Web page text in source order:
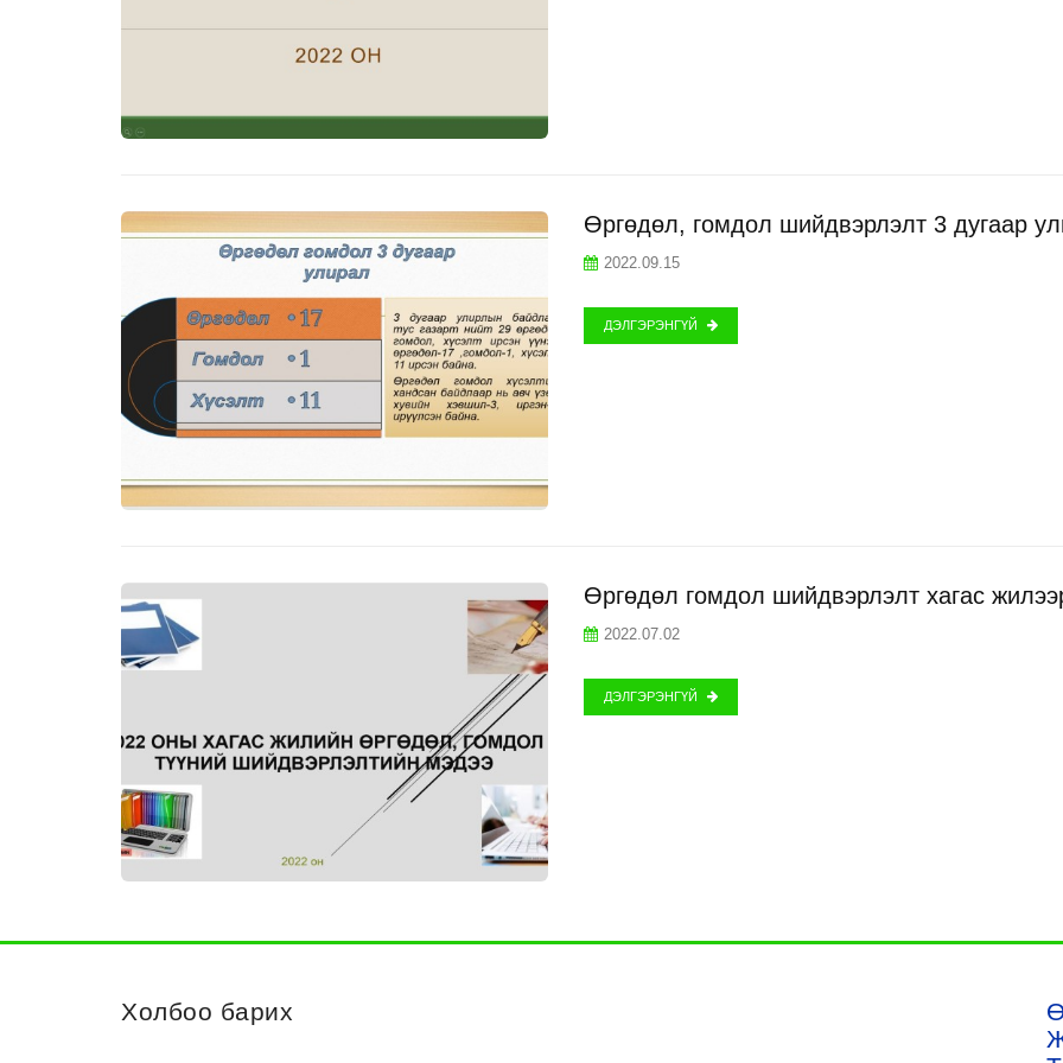
Өргөдөл, гомдол шийдвэрлэлт 3 дугаар
2022.09.15
ДЭЛГЭРЭНГҮЙ
Өргөдөл гомдол шийдвэрлэлт хагас
2022.07.02
ДЭЛГЭРЭНГҮЙ
Холбоо барих